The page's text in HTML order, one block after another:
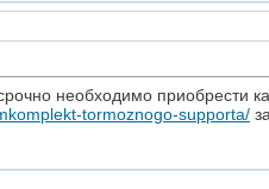
необходимо приобрести
tormoznogo-supporta/